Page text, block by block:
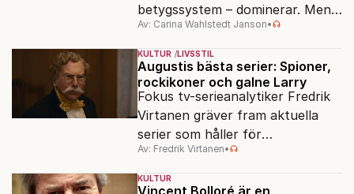
betygssystem – dominerar. Men
vem äger berättelsen om skolan?
Av: Carina Wahlstedt Janson•
KULTUR LIVSSTIL
Augustis bästa serier: Spioner,
rockikoner och galne Larry
Fokus tv-serieanalytiker Fredrik
Virtanen gräver fram aktuella
serier som håller för
augustisoffan – när
sensommarmörkret smyger sig
på och tv-utbudet blir din bästa
Av: Fredrik Virtanen•
KULTUR
Vincent Bolloré är en